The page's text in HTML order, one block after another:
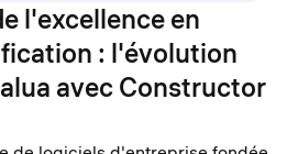
l'excellence en
: l'évolution
avec Constructor